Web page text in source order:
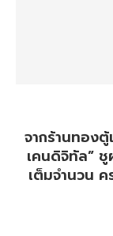
จากร้านทอง
เคนดิจิทัล”
เต็มจำนวน